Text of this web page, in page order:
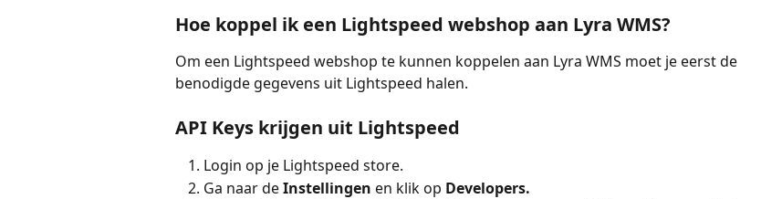
Hoe koppel ik een Lightspeed webshop aan Lyra WMS?
Om een Lightspeed webshop te kunnen koppelen aan Lyra WMS moet je eerst de
benodigde gegevens uit Lightspeed halen.
API Keys krijgen uit Lightspeed
Login op je Lightspeed store.
Ga naar de Instellingen en klik op Developers.